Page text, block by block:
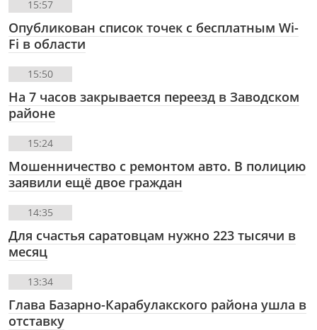
15:57
Опубликован список точек с бесплатным Wi-
Fi в области
15:50
На 7 часов закрывается переезд в Заводском
районе
15:24
Мошенничество с ремонтом авто. В полицию
заявили ещё двое граждан
14:35
Для счастья саратовцам нужно 223 тысячи в
месяц
13:34
Глава Базарно-Карабулакского района ушла в
отставку